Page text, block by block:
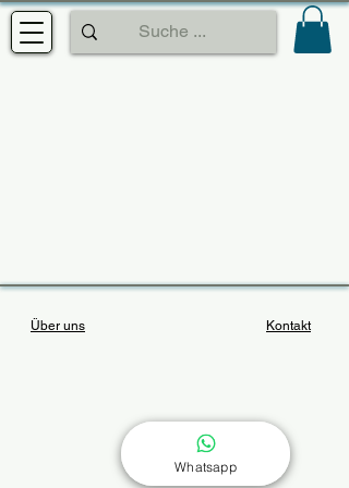
Über uns Kontakt
Whatsapp